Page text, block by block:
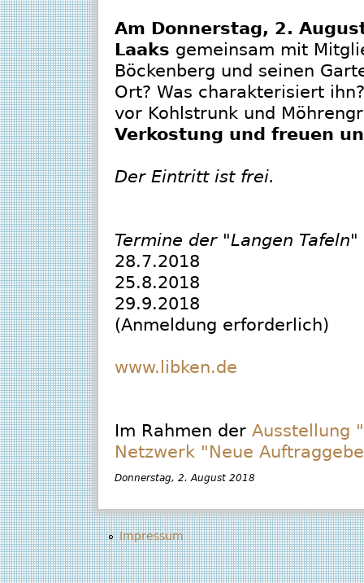
Am Donnerstag, 2.
Laaks gemeinsam mit
Böckenberg und seinen
Ort? Was charakterisiert
vor Kohlstrunk und
Verkostung und freuen
Der Eintritt ist frei.
Termine der "Langen
28.7.2018
25.8.2018
29.9.2018
(Anmeldung erforderlich)
www.libken.de
Im Rahmen der Ausstellung
Netzwerk "Neue
Donnerstag, 2. August 2018
Impressum